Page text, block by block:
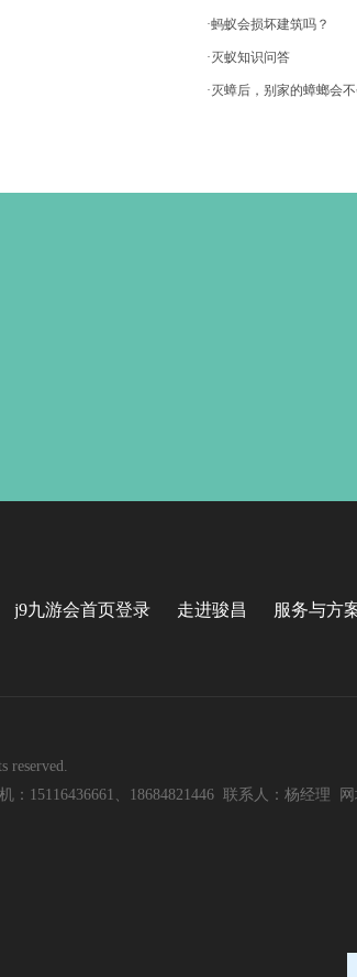
·蚂蚁会损坏建筑吗？
·灭蚁知识问答
·灭蟑后，别家的蟑螂会
j9九游会首页登录 走进骏昌 服务与方
reserved.
15116436661、18684821446 联系人：杨经理 网